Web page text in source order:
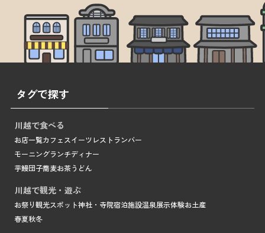
タグで探す
川越で食べる
お店一覧カフェ スイーツ レストランバー
モーニングランチディナー
芋鰻団子蕎麦お茶うどん
川越で観光・遊ぶ
お祭り 観光スポット神社・寺院宿泊施設温泉展示体験お土産
春夏秋冬